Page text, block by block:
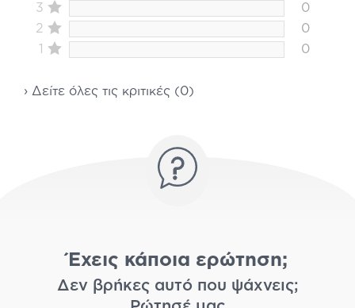
3
0
2
0
1
0
› Δείτε όλες τις κριτικές (0)
Έχεις κάποια ερώτηση;
Δεν βρήκες αυτό που ψάχνεις;